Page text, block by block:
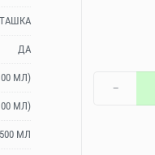
ДА
МЛ)
МЛ)
500 МЛ
−